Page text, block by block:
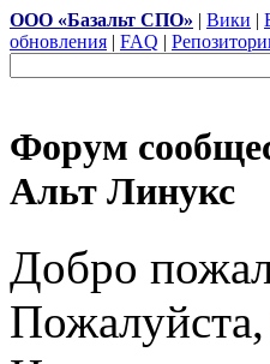
ООО «Базальт СПО» | Вики |
обновления | FAQ |
Форум
Альт Линукс
Добро
Пожалуйста,